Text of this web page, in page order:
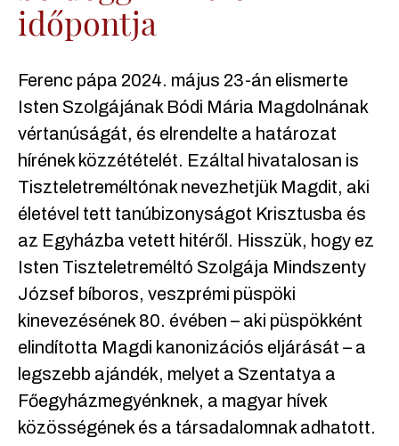
időpontja
Ferenc pápa 2024. május 23-án elismerte
Isten Szolgájának Bódi Mária Magdolnának
vértanúságát, és elrendelte a határozat
hírének közzétételét. Ezáltal hivatalosan is
Tiszteletreméltónak nevezhetjük Magdit, aki
életével tett tanúbizonyságot Krisztusba és
az Egyházba vetett hitéről. Hisszük, hogy ez
Isten Tiszteletreméltó Szolgája Mindszenty
József bíboros, veszprémi püspöki
kinevezésének 80. évében – aki püspökként
elindította Magdi kanonizációs eljárását – a
legszebb ajándék, melyet a Szentatya a
Főegyházmegyénknek, a magyar hívek
közösségének és a társadalomnak adhatott.